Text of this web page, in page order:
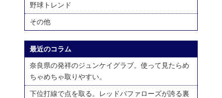
野球トレンド
その他
最近のコラム
奈良県の発祥のジュンケイグラブ。使って見たらめ
ちゃめちゃ取りやすい。
下位打線で点を取る。レッドバファローズが誇る裏